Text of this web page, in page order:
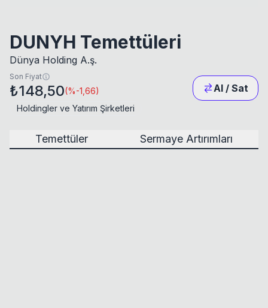
DUNYH Temettüleri
Dünya Holding A.ş.
Son Fiyat
₺148,50(%-1,66) Al / Sat
Holdingler ve Yatırım Şirketleri
Temettüler Sermaye Artırımları